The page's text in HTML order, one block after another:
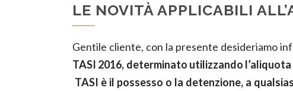
LE NOVITÀ APPLICABILI
Gentile cliente, con la presente desideriamo
TASI 2016, determinato utilizzando
TASI è il possesso o la detenzione, a